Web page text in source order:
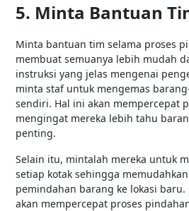
5. Minta Bantuan
Minta bantuan tim selama proses
membuat semuanya lebih mudah
instruksi yang jelas mengenai
minta staf untuk mengemas
sendiri. Hal ini akan mempercepat
mengingat mereka lebih tahu
penting.
Selain itu, mintalah mereka untuk
setiap kotak sehingga
pemindahan barang ke lokasi
akan mempercepat proses